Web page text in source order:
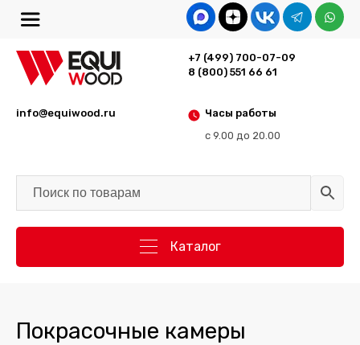
+7 (499) 700-07-09
8 (800) 551 66 61
Часы работы
с 9.00 до 20.00
info@equiwood.ru
Каталог
Покрасочные камеры